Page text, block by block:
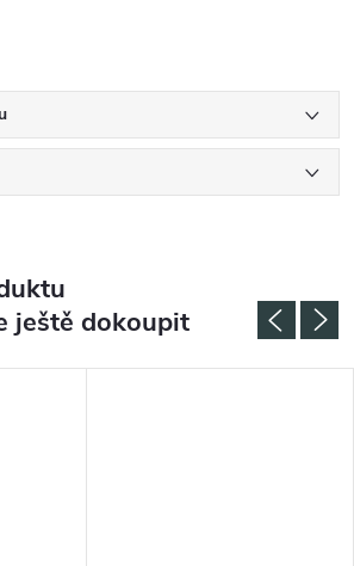
ještě dokoupit